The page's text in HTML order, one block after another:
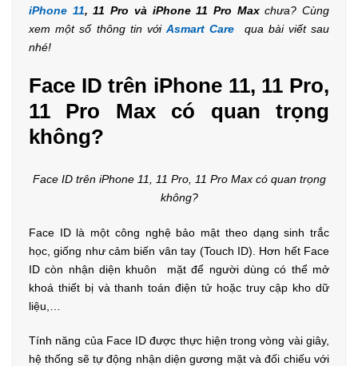
iPhone 11, 11 Pro và iPhone 11 Pro Maxchưa? Cùng
xem một số thông tin với Asmart Care
qua bài viết sau
nhé!
Face ID trên iPhone 11, 11 Pro,
11 Pro Max có quan trọng
không?
Face ID trên iPhone 11, 11 Pro, 11 Pro Max có quan trọng
không?
Face ID là một công nghệ bảo mật theo dạng sinh trắc
học, giống như cảm biến vân tay (Touch ID). Hơn hết Face
ID còn nhận diện khuôn mặt để người dùng có thể mở
khoá thiết bị và thanh toán điện tử hoặc truy cập kho dữ
liệu,…
Tính năng của Face ID được thực hiện trong vòng vài giây,
hệ thống sẽ tự động nhận diện gương mặt và đối chiếu với